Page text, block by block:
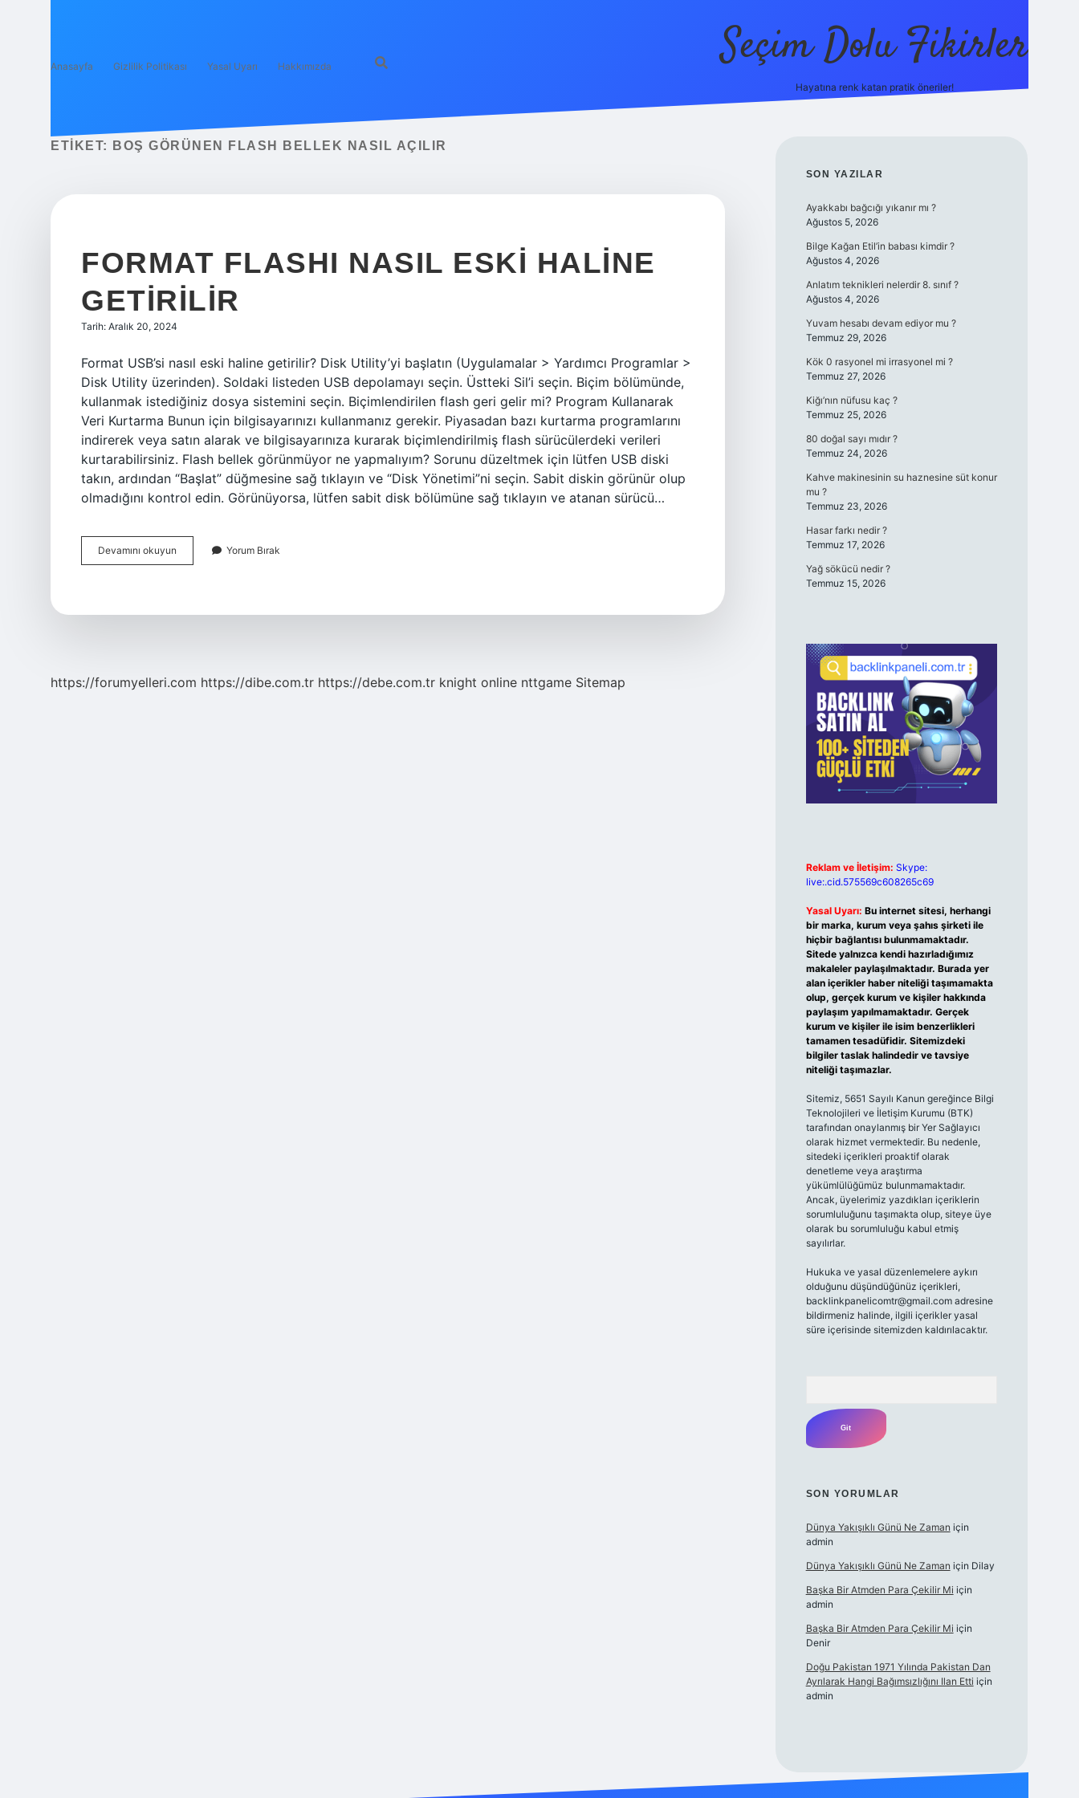
Anasayfa Gizlilik Politikası Yasal Uyarı Hakkımızda Seçim Dolu Fikirler
Hayatına renk katan pratik öneriler!
ETIKET: BOŞ GÖRÜNEN FLASH BELLEK NASIL AÇILIR
FORMAT FLASHI NASIL ESKI HALINE
GETIRILIR
Tarih: Aralık 20, 2024
Format USB’si nasıl eski haline getirilir? Disk Utility’yi başlatın (Uygulamalar > Yardımcı Programlar >
Disk Utility üzerinden). Soldaki listeden USB depolamayı seçin. Üstteki Sil’i seçin. Biçim bölümünde,
kullanmak istediğiniz dosya sistemini seçin. Biçimlendirilen flash geri gelir mi? Program Kullanarak
Veri Kurtarma Bunun için bilgisayarınızı kullanmanız gerekir. Piyasadan bazı kurtarma programlarını
indirerek veya satın alarak ve bilgisayarınıza kurarak biçimlendirilmiş flash sürücülerdeki verileri
kurtarabilirsiniz. Flash bellek görünmüyor ne yapmalıyım? Sorunu düzeltmek için lütfen USB diski
takın, ardından “Başlat” düğmesine sağ tıklayın ve “Disk Yönetimi”ni seçin. Sabit diskin görünür olup
olmadığını kontrol edin. Görünüyorsa, lütfen sabit disk bölümüne sağ tıklayın ve atanan sürücü…
Devamını okuyun
Flashı
Yorum Bırak
https://forumyelleri.com https://dibe.com.tr https://debe.com.tr knight online nttgame Sitemap
SIDEBAR
SON YAZILAR
Ayakkabı bağcığı yıkanır mı ?
Ağustos 5, 2026
Bilge Kağan Etil’in babası kimdir ?
Ağustos 4, 2026
Anlatım teknikleri nelerdir 8. sınıf ?
Ağustos 4, 2026
Yuvam hesabı devam ediyor mu ?
Temmuz 29, 2026
Kök 0 rasyonel mi irrasyonel mi ?
Temmuz 27, 2026
Kiğı’nın nüfusu kaç ?
Temmuz 25, 2026
80 doğal sayı mıdır ?
Temmuz 24, 2026
Kahve makinesinin su haznesine süt konur
mu ?
Temmuz 23, 2026
Hasar farkı nedir ?
Temmuz 17, 2026
Yağ sökücü nedir ?
Temmuz 15, 2026
Reklam ve İletişim: Skype:
live:.cid.575569c608265c69
Yasal Uyarı: Bu internet sitesi, herhangi
bir marka, kurum veya şahıs şirketi ile
hiçbir bağlantısı bulunmamaktadır.
Sitede yalnızca kendi hazırladığımız
makaleler paylaşılmaktadır. Burada yer
alan içerikler haber niteliği taşımamakta
olup, gerçek kurum ve kişiler hakkında
paylaşım yapılmamaktadır. Gerçek
kurum ve kişiler ile isim benzerlikleri
tamamen tesadüfidir. Sitemizdeki
bilgiler taslak halindedir ve tavsiye
niteliği taşımazlar.
Sitemiz, 5651 Sayılı Kanun gereğince Bilgi
Teknolojileri ve İletişim Kurumu (BTK)
tarafından onaylanmış bir Yer Sağlayıcı
olarak hizmet vermektedir. Bu nedenle,
sitedeki içerikleri proaktif olarak
denetleme veya araştırma
yükümlülüğümüz bulunmamaktadır.
Ancak, üyelerimiz yazdıkları içeriklerin
sorumluluğunu taşımakta olup, siteye üye
olarak bu sorumluluğu kabul etmiş
sayılırlar.
Hukuka ve yasal düzenlemelere aykırı
olduğunu düşündüğünüz içerikleri,
backlinkpanelicomtr@gmail.comadresine
bildirmeniz halinde, ilgili içerikler yasal
süre içerisinde sitemizden kaldırılacaktır.
SON YORUMLAR
Dünya Yakışıklı Günü Ne Zaman için
admin
Dünya Yakışıklı Günü Ne Zaman için Dilay
Başka Bir Atmden Para Çekilir Mi için
admin
Başka Bir Atmden Para Çekilir Mi için
Denir
Doğu Pakistan 1971 Yılında Pakistan Dan
Ayrılarak Hangi Bağımsızlığını Ilan Etti için
admin